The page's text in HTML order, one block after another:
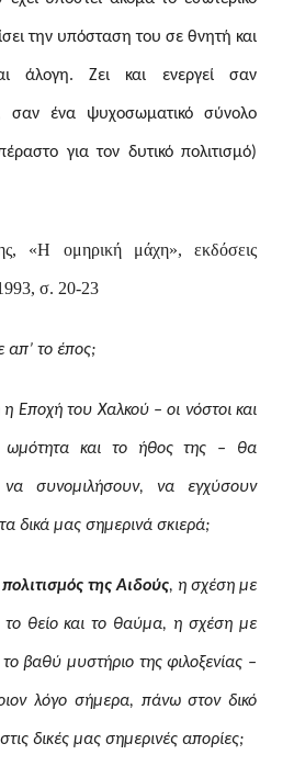
την υπόσταση του σε θνητή και
άλογη. Ζει και ενεργεί σαν
σαν ένα ψυχοσωματικό σύνολο
για τον δυτικό πολιτισμό)
«Η ομηρική μάχη», εκδόσεις
σ. 20-23
απ’ το έπος;
Εποχή του Χαλκού – οι νόστοι και
ωμότητα και το ήθος της – θα
συνομιλήσουν, να εγχύσουν
δικά μας σημερινά σκιερά;
πολιτισμός της Αιδούς, η σχέση με
θείο και το θαύμα, η σχέση με
το βαθύ μυστήριο της φιλοξενίας –
λόγο σήμερα, πάνω στον δικό
δικές μας σημερινές απορίες;